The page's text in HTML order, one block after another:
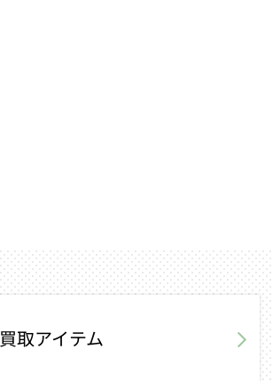
買取アイテム